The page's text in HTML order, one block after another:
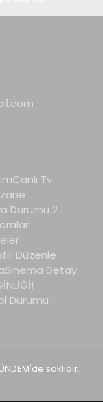
Canlı Tv
Durumu 2
Düzenle
Sinema Detay
Durumu
saklıdır.